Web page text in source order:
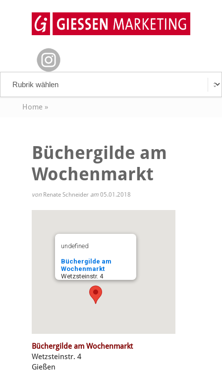
Home»
Büchergilde am
Wochenmarkt
von Renate Schneider am 05.01.2018
undefined
Büchergilde am
Wochenmarkt
Wetzsteinstr. 4
Büchergilde am Wochenmarkt
Wetzsteinstr. 4
Gießen